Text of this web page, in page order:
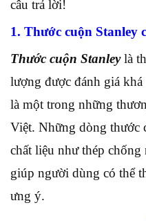
câu trả lời!
1. Thước cuộn Stanley
Thước cuộn Stanleylà
lượng được đánh giá
là một trong những
Việt. Những dòng thước
chất liệu như thép
giúp người dùng có thể
ưng ý.